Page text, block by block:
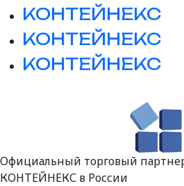
КОНТЕЙНЕКС
КОНТЕЙНЕКС
КОНТЕЙНЕКС
Официальный торговый
КОНТЕЙНЕКС в России